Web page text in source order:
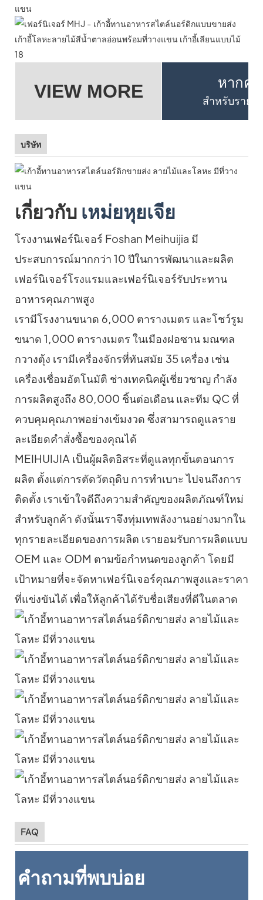
VIEW MORE หากคุ
สำหรับรายล
บริษัท
เกี่ยวกับ เหม่ยหุยเจีย
โรงงานเฟอร์นิเจอร์ Foshan Meihuijia มี
ประสบการณ์มากกว่า 10 ปีในการพัฒนาและผลิต
เฟอร์นิเจอร์โรงแรมและเฟอร์นิเจอร์รับประทาน
อาหารคุณภาพสูง
เรามีโรงงานขนาด 6,000 ตารางเมตร และโชว์รูม
ขนาด 1,000 ตารางเมตร ในเมืองฝอซาน มณฑล
กวางตุ้ง เรามีเครื่องจักรที่ทันสมัย ​​35 เครื่อง เช่น
เครื่องเชื่อมอัตโนมัติ ช่างเทคนิคผู้เชี่ยวชาญ กำลัง
การผลิตสูงถึง 80,000 ชิ้นต่อเดือน และทีม QC ที่
ควบคุมคุณภาพอย่างเข้มงวด ซึ่งสามารถดูแลราย
ละเอียดคำสั่งซื้อของคุณได้
MEIHUIJIA เป็นผู้ผลิตอิสระที่ดูแลทุกขั้นตอนการ
ผลิต ตั้งแต่การตัดวัตถุดิบ การทำเบาะ ไปจนถึงการ
ติดตั้ง เราเข้าใจดีถึงความสำคัญของผลิตภัณฑ์ใหม่
สำหรับลูกค้า ดังนั้นเราจึงทุ่มเทพลังงานอย่างมากใน
ทุกรายละเอียดของการผลิต เรายอมรับการผลิตแบบ
OEM และ ODM ตามข้อกำหนดของลูกค้า โดยมี
เป้าหมายที่จะจัดหาเฟอร์นิเจอร์คุณภาพสูงและราคา
ที่แข่งขันได้ เพื่อให้ลูกค้าได้รับชื่อเสียงที่ดีในตลาด
FAQ
คำถามที่พบบ่อย